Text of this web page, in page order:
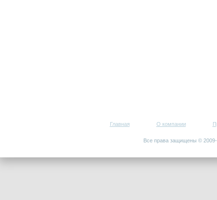
Главная О компании
Все права защищены ©